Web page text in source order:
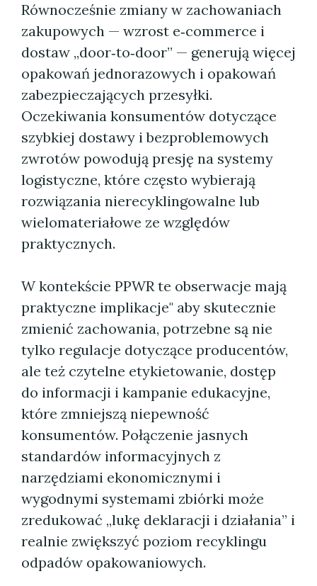
Równocześnie zmiany w zachowaniach
zakupowych — wzrost e‑commerce i
dostaw „door‑to‑door” — generują więcej
opakowań jednorazowych i opakowań
zabezpieczających przesyłki.
Oczekiwania konsumentów dotyczące
szybkiej dostawy i bezproblemowych
zwrotów powodują presję na systemy
logistyczne, które często wybierają
rozwiązania nierecyklingowalne lub
wielomateriałowe ze względów
praktycznych.
W kontekście PPWR te obserwacje mają
praktyczne implikacje" aby skutecznie
zmienić zachowania, potrzebne są nie
tylko regulacje dotyczące producentów,
ale też czytelne etykietowanie, dostęp
do informacji i kampanie edukacyjne,
które zmniejszą niepewność
konsumentów. Połączenie jasnych
standardów informacyjnych z
narzędziami ekonomicznymi i
wygodnymi systemami zbiórki może
zredukować „lukę deklaracji i działania” i
realnie zwiększyć poziom recyklingu
odpadów opakowaniowych.